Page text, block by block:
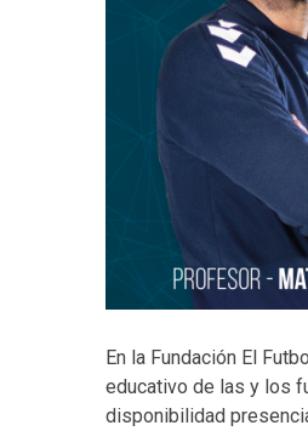
En la Fundación El
educativo de las y los
disponibilidad